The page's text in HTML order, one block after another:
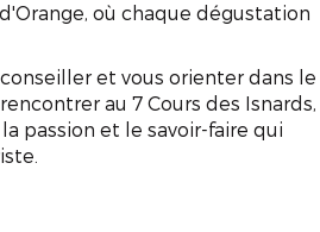
où chaque dégustation
et vous orienter dans le
au 7 Cours des Isnards,
passion et le savoir-faire qui